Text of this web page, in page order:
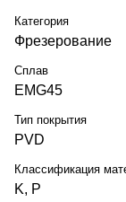
Категория
Фрезерование
Сплав
EMG45
Тип покрытия
PVD
Классификация
K, P